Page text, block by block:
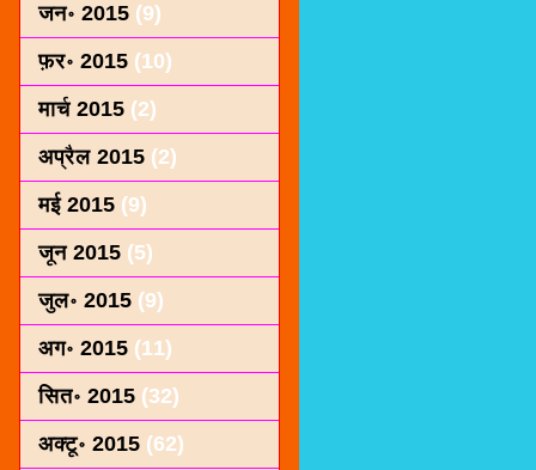
जन॰ 2015 (9)
फ़र॰ 2015 (10)
मार्च 2015 (2)
अप्रैल 2015 (2)
मई 2015 (9)
जून 2015 (5)
जुल॰ 2015 (9)
अग॰ 2015 (11)
सित॰ 2015 (32)
अक्टू॰ 2015 (62)